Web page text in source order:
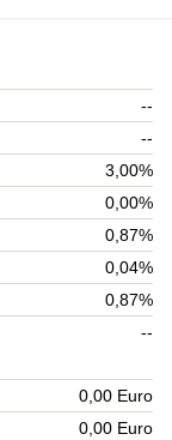
--
--
3,00%
0,00%
0,87%
0,04%
0,87%
--
0,00 Euro
0,00 Euro